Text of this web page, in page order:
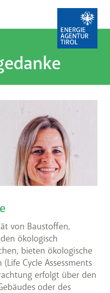
0)+ 1)
von Baustoffen,
ökologisch
bieten ökologische
Cycle Assessments
erfolgt über den
oder des